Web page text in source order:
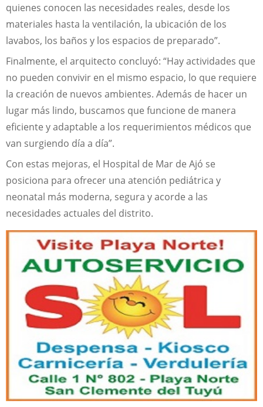
quienes conocen las necesidades reales, desde los
materiales hasta la ventilación, la ubicación de los
lavabos, los baños y los espacios de preparado”.
Finalmente, el arquitecto concluyó: “Hay actividades que
no pueden convivir en el mismo espacio, lo que requiere
la creación de nuevos ambientes. Además de hacer un
lugar más lindo, buscamos que funcione de manera
eficiente y adaptable a los requerimientos médicos que
van surgiendo día a día”.
Con estas mejoras, el Hospital de Mar de Ajó se
posiciona para ofrecer una atención pediátrica y
neonatal más moderna, segura y acorde a las
necesidades actuales del distrito.